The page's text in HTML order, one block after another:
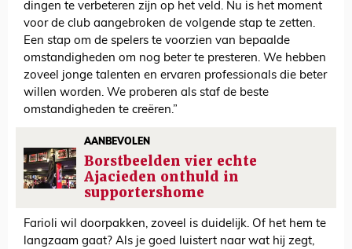
dingen te verbeteren zijn op het veld. Nu is het moment
voor de club aangebroken de volgende stap te zetten.
Een stap om de spelers te voorzien van bepaalde
omstandigheden om nog beter te presteren. We hebben
zoveel jonge talenten en ervaren professionals die beter
willen worden. We proberen als staf de beste
omstandigheden te creëren.”
AANBEVOLEN
Borstbeelden vier echte
Ajacieden onthuld in
supportershome
Farioli wil doorpakken, zoveel is duidelijk. Of het hem te
langzaam gaat? Als je goed luistert naar wat hij zegt,